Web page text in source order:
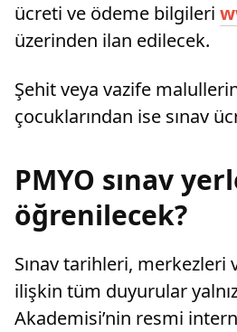
ücreti ve ödeme bilgileri
üzerinden ilan edilecek.
Şehit veya vazife
çocuklarından ise sınav
PMYO sınav
öğrenilecek?
Sınav tarihleri, merkezleri
ilişkin tüm duyurular
Akademisi’nin resmi